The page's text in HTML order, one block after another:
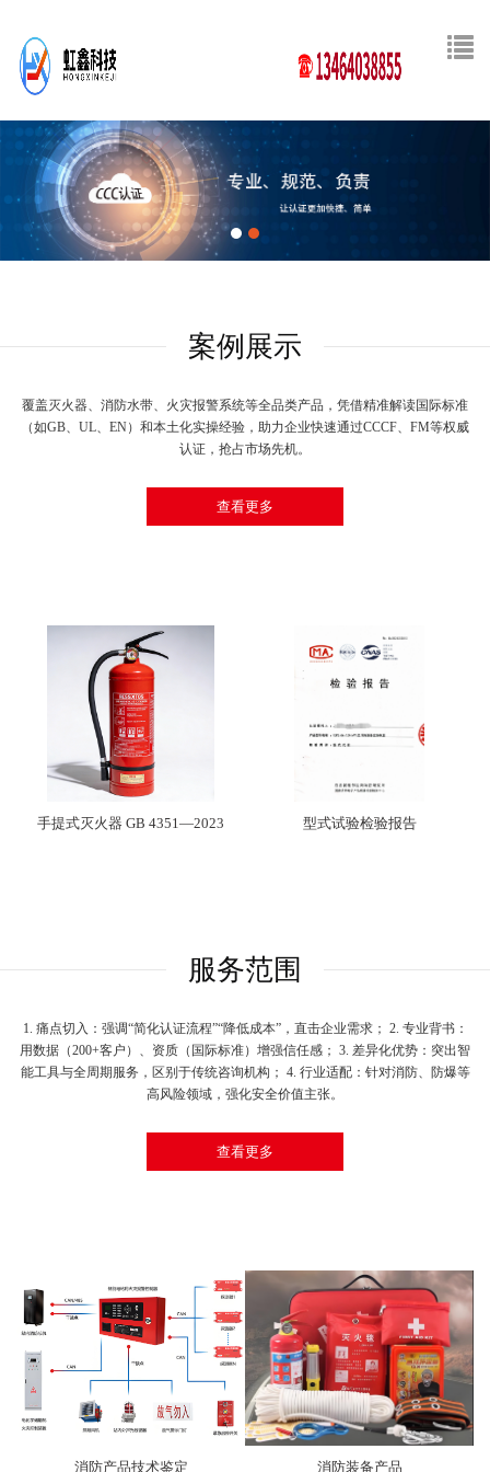
案例展示
覆盖灭火器、消防水带、火灾报警系统等全品类产品，凭借精准解读国际标准
（如GB、UL、EN）和本土化实操经验，助力企业快速通过CCCF、FM等权威
认证，抢占市场先机。
查看更多
手提式灭火器 GB 4351—2023 型式试验检验报告
服务范围
1. 痛点切入：强调“简化认证流程”“降低成本”，直击企业需求； 2. 专业背书：
用数据（200+客户）、资质（国际标准）增强信任感； 3. 差异化优势：突出智
能工具与全周期服务，区别于传统咨询机构； 4. 行业适配：针对消防、防爆等
高风险领域，强化安全价值主张。
查看更多
消防产品技术鉴定 消防装备产品